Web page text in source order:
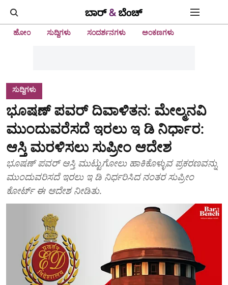
ಹೋಂ ಸುದ್ದಿಗಳು ಸಂದರ್ಶನಗಳು ಅಂಕಣಗಳು
ಸುದ್ದಿಗಳು
ಭೂಷಣ್ ಪವರ್ ದಿವಾಳಿತನ: ಮೇಲ್ಮನವಿ
ಮುಂದುವರೆಸದೆ ಇರಲು ಇ ಡಿ ನಿರ್ಧಾರ:
ಆಸ್ತಿ ಮರಳಿಸಲು ಸುಪ್ರೀಂ ಆದೇಶ
ಭೂಷಣ್ ಪವರ್ ಆಸ್ತಿ ಮುಟ್ಟುಗೋಲು ಹಾಕಿಕೊಳ್ಳುವ ಪ್ರಕರಣವನ್ನು
ಮುಂದುವರಿಸದೆ ಇರಲು ಇ ಡಿ ನಿರ್ಧರಿಸಿದ ನಂತರ ಸುಪ್ರೀಂ
ಕೋರ್ಟ್ ಈ ಆದೇಶ ನೀಡಿತು.